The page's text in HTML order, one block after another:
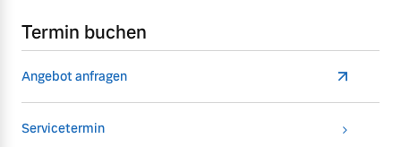
Termin buchen
Angebot anfragen
Servicetermin